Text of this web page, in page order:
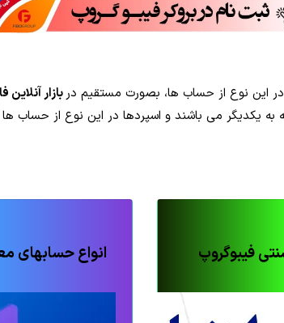
در این نوع از حساب ها، بصورت مستقیم دربازار آنلاین
به یکدیگر می باشند و اسپردها در این نوع از حساب
فیبوگروپ انواع حسابهای